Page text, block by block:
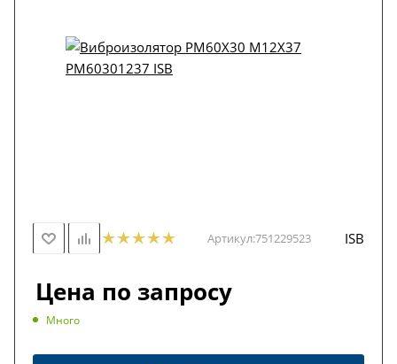
Артикул:751229523 ISB
Цена по запросу
Много